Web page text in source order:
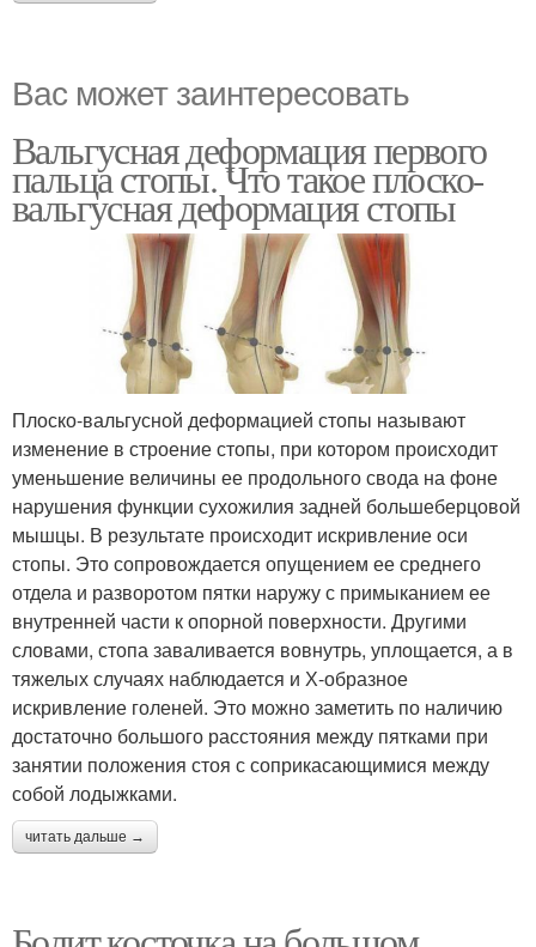
Вас может заинтересовать
Вальгусная деформация первого
пальца стопы. Что такое плоско-
вальгусная деформация стопы
Плоско-вальгусной деформацией стопы называют
изменение в строение стопы, при котором происходит
уменьшение величины ее продольного свода на фоне
нарушения функции сухожилия задней большеберцовой
мышцы. В результате происходит искривление оси
стопы. Это сопровождается опущением ее среднего
отдела и разворотом пятки наружу с примыканием ее
внутренней части к опорной поверхности. Другими
словами, стопа заваливается вовнутрь, уплощается, а в
тяжелых случаях наблюдается и Х-образное
искривление голеней. Это можно заметить по наличию
достаточно большого расстояния между пятками при
занятии положения стоя с соприкасающимися между
собой лодыжками.
читать дальше →